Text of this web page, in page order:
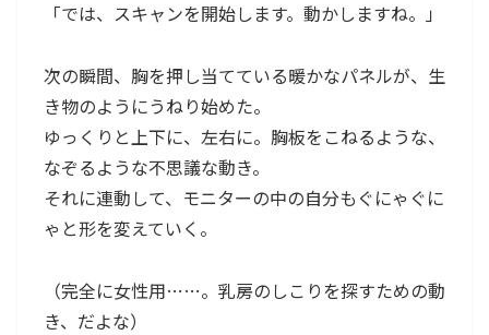
「では、スキャンを開始します。動かしますね。」
次の瞬間、胸を押し当てている暖かなパネルが、生
き物のようにうねり始めた。
ゆっくりと上下に、左右に。胸板をこねるような、
なぞるような不思議な動き。
それに連動して、モニターの中の自分もぐにゃぐに
ゃと形を変えていく。
（完全に女性用……。乳房のしこりを探すための動
き、だよな）